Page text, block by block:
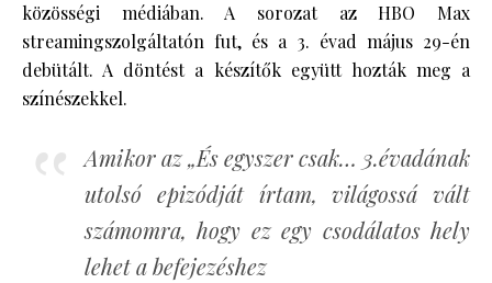
közösségi médiában. A sorozat az HBO Max
streamingszolgáltatón fut, és a 3. évad május 29-én
debütált. A döntést a készítők együtt hozták meg a
színészekkel.
Amikor az „És egyszer csak… 3.évadának
utolsó epizódját írtam, világossá vált
számomra, hogy ez egy csodálatos hely
lehet a befejezéshez